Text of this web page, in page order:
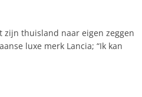
zijn thuisland naar eigen zeggen
luxe merk Lancia; “Ik kan